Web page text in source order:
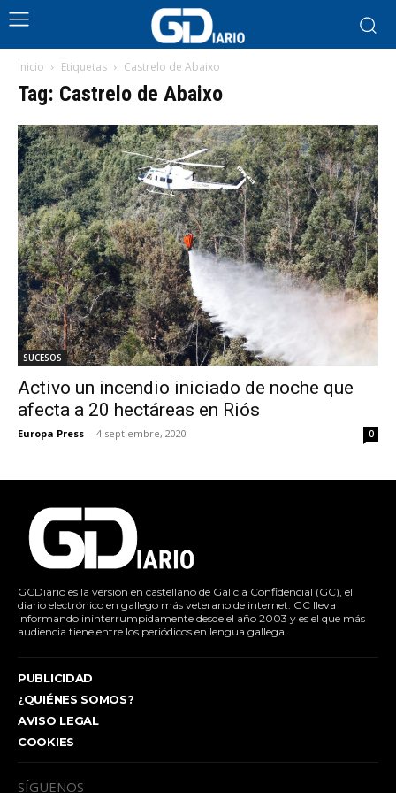
Inicio Etiquetas Castrelo de Abaixo
Tag: Castrelo de Abaixo
SUCESOS
Activo un incendio iniciado de noche que
afecta a 20 hectáreas en Riós
Europa Press - 4 septiembre, 2020 0
GCDiario es la versión en castellano de Galicia Confidencial (GC), el
diario electrónico en gallego más veterano de internet. GC lleva
informando ininterrumpidamente desde el año 2003 y es el que más
audiencia tiene entre los periódicos en lengua gallega.
PUBLICIDAD
¿QUIÉNES SOMOS?
AVISO LEGAL
COOKIES
SÍGUENOS